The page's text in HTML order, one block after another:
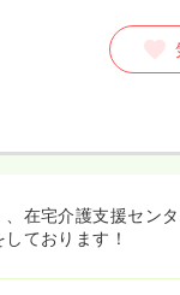
在宅介護支援セン
ております！